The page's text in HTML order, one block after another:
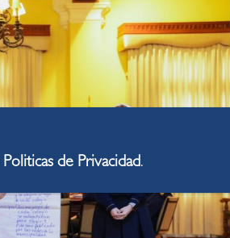
Politicas de Privacidad.